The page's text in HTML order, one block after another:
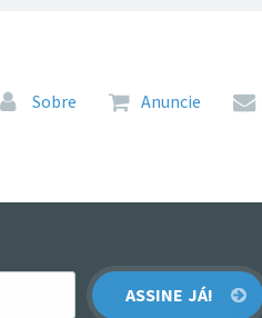
Pular para o conteúdo
Sobre Anuncie